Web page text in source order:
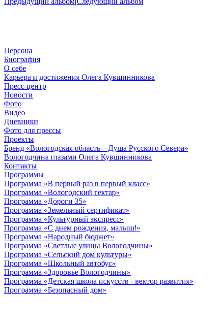
Персона
Биография
О себе
Карьера и достижения Олега Кувшинникова
Пресс-центр
Новости
Фото
Видео
Дневники
Фото для прессы
Проекты
Бренд «Вологодская область – Душа Русского Севера»
Вологодчина глазами Олега Кувшинникова
Контакты
Программы
Программа «В первый раз в первый класс»
Программа «Вологодский гектар»
Программа «Дороги 35»
Программа «Земельный сертификат»
Программа «Культурный экспресс»
Программа «С днем рождения, малыш!»
Программа «Народный бюджет»
Программа «Светлые улицы Вологодчины»
Программа «Сельский дом культуры»
Программа «Школьный автобус»
Программа «Здоровье Вологодчины»
Программа «Детская школа искусств - вектор развития»
Программа «Безопасный дом»